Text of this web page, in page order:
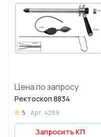
Цена по запросу
Ректоскоп 8834
5 Арт. 4289
Запросить КП